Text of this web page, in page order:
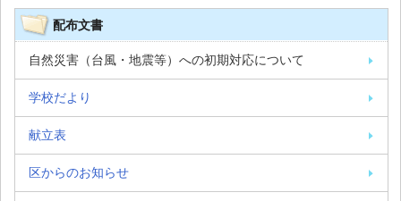
配布文書
自然災害（台風・地震等）への初期対応について
学校だより
献立表
区からのお知らせ